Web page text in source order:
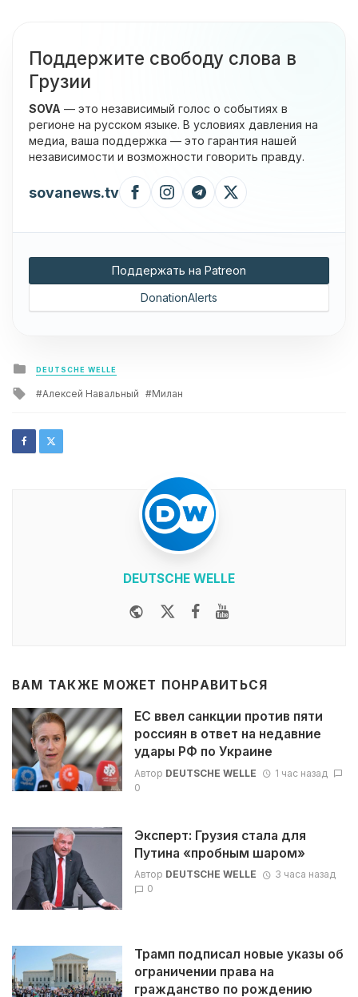
Поддержите свободу слова в
Грузии
SOVA — это независимый голос о событиях в
регионе на русском языке. В условиях давления на
медиа, ваша поддержка — это гарантия нашей
независимости и возможности говорить правду.
sovanews.tv
Поддержать на Patreon
DonationAlerts
Posted
in
DEUTSCHE WELLE
Tagged
Алексей Навальный Милан
DEUTSCHE WELLE
WebsiteTwitterFacebook
ВАМ ТАКЖЕ МОЖЕТ ПОНРАВИТЬСЯ
ЕС ввел санкции против пяти
россиян в ответ на недавние
удары РФ по Украине
Автор DEUTSCHE WELLE
1 час назад
0
Эксперт: Грузия стала для
Путина «пробным шаром»
Автор DEUTSCHE WELLE
3 часа назад
0
Трамп подписал новые указы об
ограничении права на
гражданство по рождению